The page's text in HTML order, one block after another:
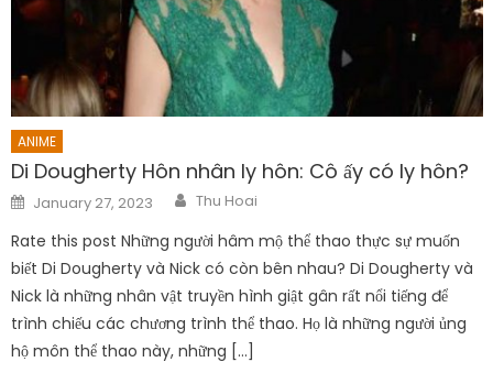
ANIME
Di Dougherty Hôn nhân ly hôn: Cô ấy có ly hôn?
Posted
on
January 27, 2023 Author
Thu Hoai
Rate this post Những người hâm mộ thể thao thực sự muốn
biết Di Dougherty và Nick có còn bên nhau? Di Dougherty và
Nick là những nhân vật truyền hình giật gân rất nổi tiếng để
trình chiếu các chương trình thể thao. Họ là những người ủng
hộ môn thể thao này, những […]